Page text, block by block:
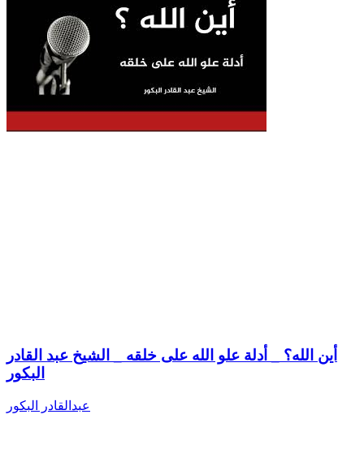
أين الله؟ _ أدلة علو الله على خلقه _ الشيخ عبد القادر
البكور
عبدالقادر البكور